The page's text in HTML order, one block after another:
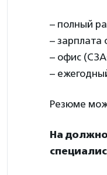
– полный
– зарплата
– офис
–
Резюме
На